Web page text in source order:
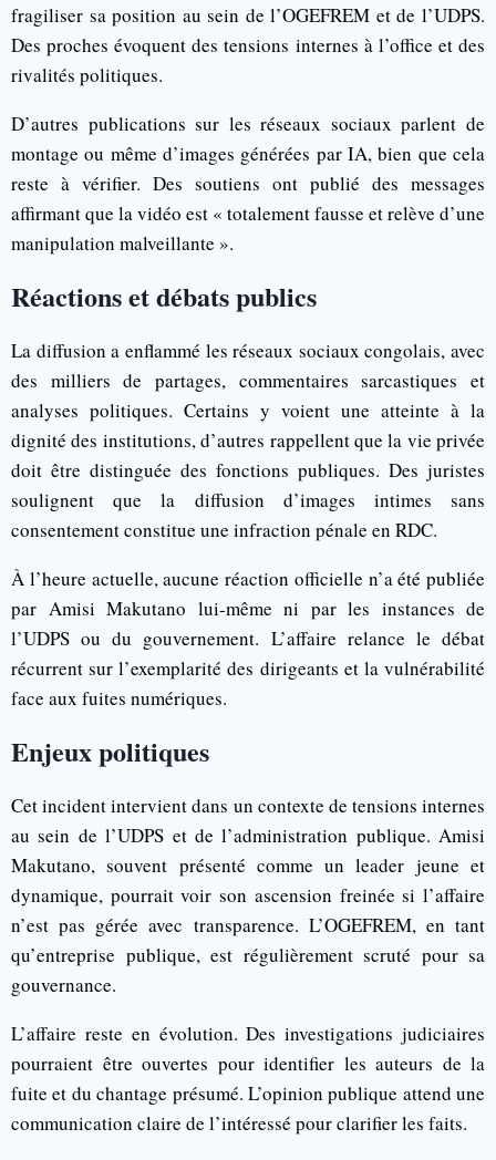
fragiliser sa position au sein de l’OGEFREM et de l’UDPS.
Des proches évoquent des tensions internes à l’office et des
rivalités politiques.
D’autres publications sur les réseaux sociaux parlent de
montage ou même d’images générées par IA, bien que cela
reste à vérifier. Des soutiens ont publié des messages
affirmant que la vidéo est « totalement fausse et relève d’une
manipulation malveillante ».
Réactions et débats publics
La diffusion a enflammé les réseaux sociaux congolais, avec
des milliers de partages, commentaires sarcastiques et
analyses politiques. Certains y voient une atteinte à la
dignité des institutions, d’autres rappellent que la vie privée
doit être distinguée des fonctions publiques. Des juristes
soulignent que la diffusion d’images intimes sans
consentement constitue une infraction pénale en RDC.
À l’heure actuelle, aucune réaction officielle n’a été publiée
par Amisi Makutano lui-même ni par les instances de
l’UDPS ou du gouvernement. L’affaire relance le débat
récurrent sur l’exemplarité des dirigeants et la vulnérabilité
face aux fuites numériques.
Enjeux politiques
Cet incident intervient dans un contexte de tensions internes
au sein de l’UDPS et de l’administration publique. Amisi
Makutano, souvent présenté comme un leader jeune et
dynamique, pourrait voir son ascension freinée si l’affaire
n’est pas gérée avec transparence. L’OGEFREM, en tant
qu’entreprise publique, est régulièrement scruté pour sa
gouvernance.
L’affaire reste en évolution. Des investigations judiciaires
pourraient être ouvertes pour identifier les auteurs de la
fuite et du chantage présumé. L’opinion publique attend une
communication claire de l’intéressé pour clarifier les faits.